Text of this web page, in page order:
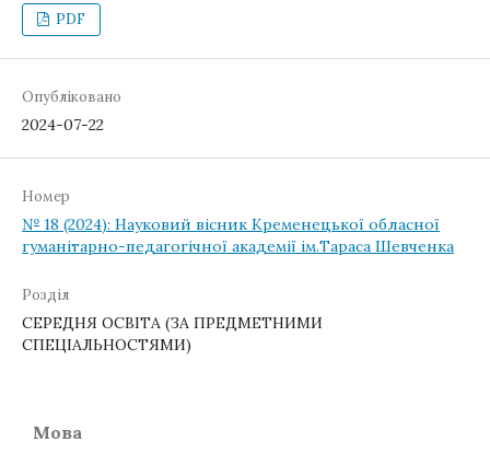
PDF
Опубліковано
2024-07-22
Номер
№ 18 (2024): Науковий вісник Кременецької обласної
гуманітарно-педагогічної академії ім.Тараса Шевченка
Розділ
СЕРЕДНЯ ОСВІТА (ЗА ПРЕДМЕТНИМИ
СПЕЦІАЛЬНОСТЯМИ)
Мова